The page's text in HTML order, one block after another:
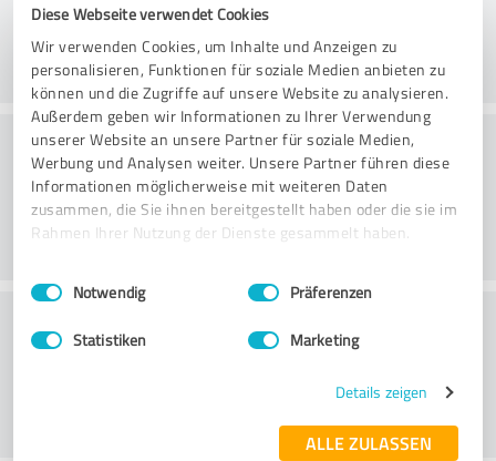
Diese Webseite verwendet Cookies
Wir verwenden Cookies, um Inhalte und Anzeigen zu
personalisieren, Funktionen für soziale Medien anbieten zu
können und die Zugriffe auf unsere Website zu analysieren.
Außerdem geben wir Informationen zu Ihrer Verwendung
unserer Website an unsere Partner für soziale Medien,
Werbung und Analysen weiter. Unsere Partner führen diese
Informationen möglicherweise mit weiteren Daten
zusammen, die Sie ihnen bereitgestellt haben oder die sie im
Rahmen Ihrer Nutzung der Dienste gesammelt haben.
Impressum Datenschutzbestimmungen
Einwilligungsauswahl
Notwendig Präferenzen
Statistiken Marketing
Details zeigen
ALLE ZULASSEN
Konsultatsioon